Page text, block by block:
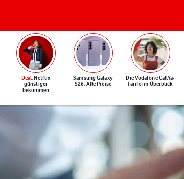
Deal: Netflix
günstiger
bekommen
Samsung Galaxy
S26: Alle Preise
Die Vodafone CallYa-
Tarife im Überblick